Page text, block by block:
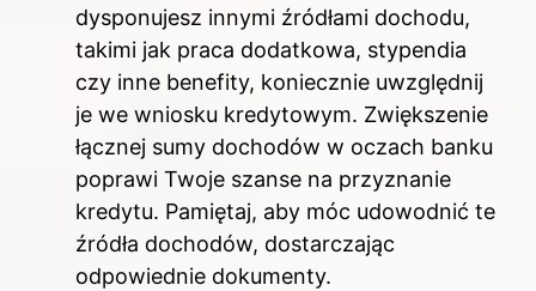
dysponujesz innymi źródłami dochodu,
takimi jak praca dodatkowa, stypendia
czy inne benefity, koniecznie uwzględnij
je we wniosku kredytowym. Zwiększenie
łącznej sumy dochodów w oczach banku
poprawi Twoje szanse na przyznanie
kredytu. Pamiętaj, aby móc udowodnić te
źródła dochodów, dostarczając
odpowiednie dokumenty.